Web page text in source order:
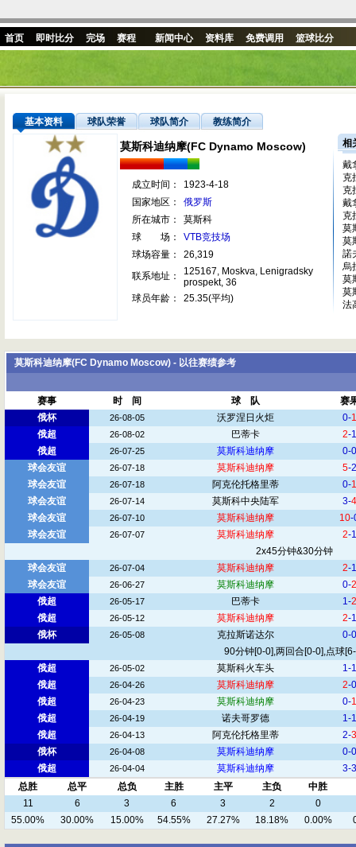
首页 即时比分 完场 赛程 新闻中心 资料库 免费调用 篮球比分
基本资料 球队荣誉 球队简介 教练简介
莫斯科迪纳摩(FC Dynamo Moscow)
成立时间：
1923-4-18
国家地区：
俄罗斯
所在城市：
莫斯科
球 场：
VTB竞技场
球场容量：
26,319
联系地址：
125167, Moskva, Lenigradsky
prospekt, 36
球员年龄：
25.35(平均)
相
戴
克
克
戴
克
莫
莫
諾
烏
莫
莫
法
莫斯科迪纳摩(FC Dynamo Moscow) - 以往赛绩参考
赛事 时 间 球 队
赛
俄杯
26-08-05 沃罗涅日火炬 0-1
俄超
26-08-02 巴蒂卡 2-1
俄超
26-07-25 莫斯科迪纳摩
0-0
球会友谊
26-07-18 莫斯科迪纳摩 5-2
球会友谊
26-07-18 阿克伦托格里蒂 0-1
球会友谊
26-07-14 莫斯科中央陆军 3-4
球会友谊
26-07-10 莫斯科迪纳摩 10-
球会友谊
26-07-07 莫斯科迪纳摩 2-1
2x45分钟&30分钟
球会友谊
26-07-04 莫斯科迪纳摩 2-1
球会友谊
26-06-27 莫斯科迪纳摩 0-2
俄超
26-05-17 巴蒂卡 1-2
俄超
26-05-12 莫斯科迪纳摩 2-1
俄杯
26-05-08 克拉斯诺达尔
0-0
90分钟[0-0],两回合[0-0],点球
俄超
26-05-02 莫斯科火车头
1-1
俄超
26-04-26 莫斯科迪纳摩 2-0
俄超
26-04-23 莫斯科迪纳摩 0-1
俄超
26-04-19 诺夫哥罗德
1-1
俄超
26-04-13 阿克伦托格里蒂 2-3
俄杯
26-04-08 莫斯科迪纳摩
0-0
俄超
26-04-04 莫斯科迪纳摩
3-3
总胜
总平 总负 主胜 主平 主负
中胜
11
6 3 6 3 2
0
55.00%
30.00% 15.00% 54.55% 27.27% 18.18% 0.00%